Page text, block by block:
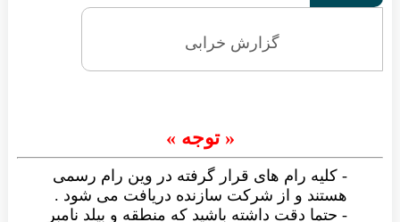
گزارش خرابی
« توجه »
- کلیه رام های قرار گرفته در وین رام رسمی
هستند و از شرکت سازنده دریافت می شود .
- حتما دقت داشته باشید که منطقه و بیلد نامبر